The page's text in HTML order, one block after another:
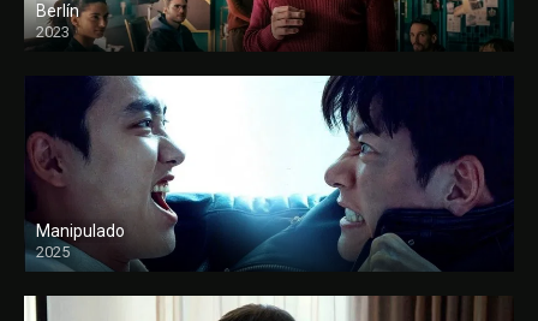
Berlín
2023
Manipulado
2025